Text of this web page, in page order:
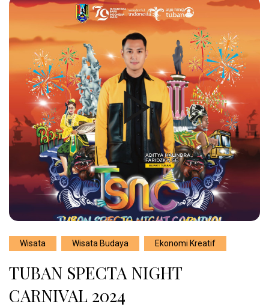
Wisata Wisata Budaya Ekonomi Kreatif
TUBAN SPECTA NIGHT
CARNIVAL 2024